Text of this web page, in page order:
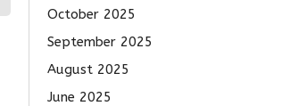
October 2025
September 2025
August 2025
June 2025